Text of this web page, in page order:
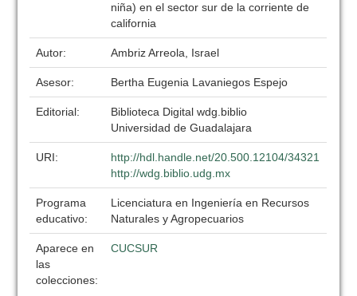
niña) en el sector sur de la corriente de
california
Autor: Ambriz Arreola, Israel
Asesor: Bertha Eugenia Lavaniegos Espejo
Editorial:
Biblioteca Digital wdg.biblio
Universidad de Guadalajara
URI:
http://hdl.handle.net/20.500.12104/34321
http://wdg.biblio.udg.mx
Programa
educativo:
Licenciatura en Ingeniería en Recursos
Naturales y Agropecuarios
Aparece en
las
colecciones:
CUCSUR